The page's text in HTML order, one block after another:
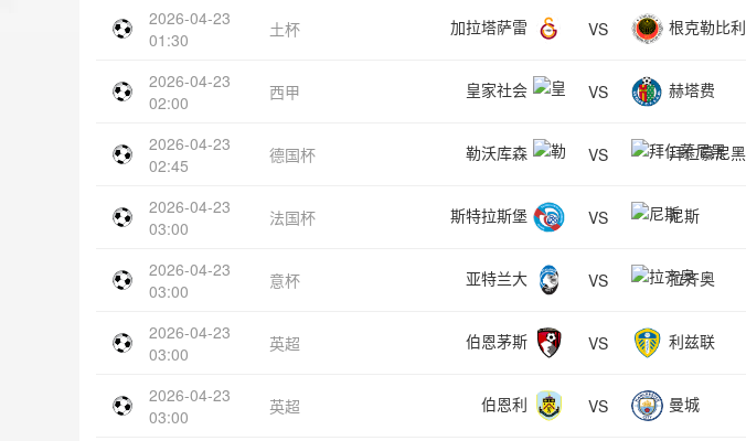
2026-04-23
01:30
土杯 加拉塔萨雷 VS 根克勒比
2026-04-23
02:00
西甲 皇家社会 VS 赫塔费
2026-04-23
02:45
德国杯 勒沃库森 VS 拜仁慕尼黑
2026-04-23
03:00
法国杯 斯特拉斯堡 VS 尼斯
2026-04-23
03:00
意杯 亚特兰大 VS 拉齐奥
2026-04-23
03:00
英超 伯恩茅斯 VS 利兹联
2026-04-23
03:00
英超 伯恩利 VS 曼城